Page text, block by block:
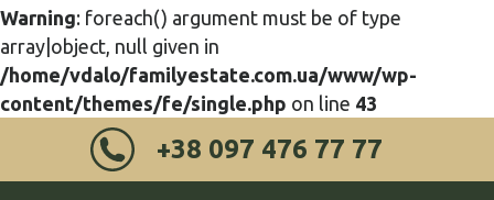
Warning: foreach() argument must be of type
array|object, null given in
/home/vdalo/familyestate.com.ua/www/wp-
content/themes/fe/single.php on line 43
+38 097 476 77 77